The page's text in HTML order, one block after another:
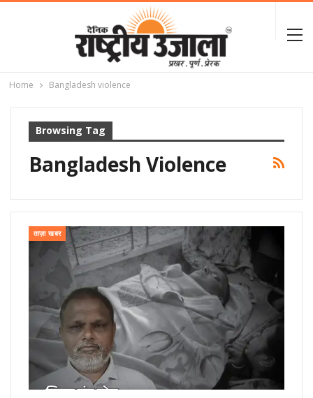
Home Bangladesh violence
Browsing Tag
Bangladesh Violence
ताज़ा खबर